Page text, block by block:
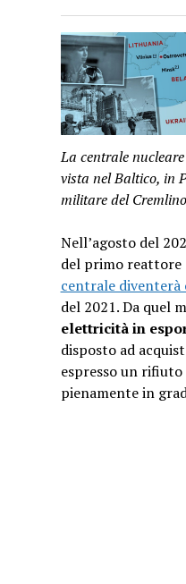
La centrale
vista nel Baltico, in
militare del
Nell’agosto del
del primo reattore
centrale diventerà
del 2021. Da quel
elettricità in
disposto ad
espresso un rifiuto
pienamente in